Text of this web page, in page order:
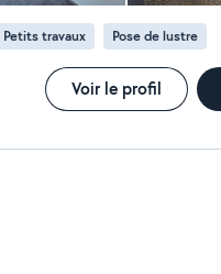
Petits travaux Pose de lustre
Voir le profil